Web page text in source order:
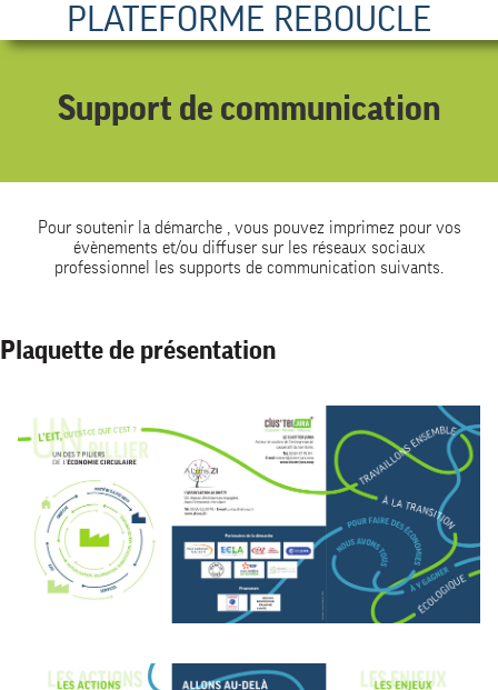
PLATEFORME REBOUCLE
Support de communication
Pour soutenir la démarche , vous pouvez imprimez pour vos
évènements et/ou diffuser sur les réseaux sociaux
professionnel les supports de communication suivants.
Plaquette de présentation